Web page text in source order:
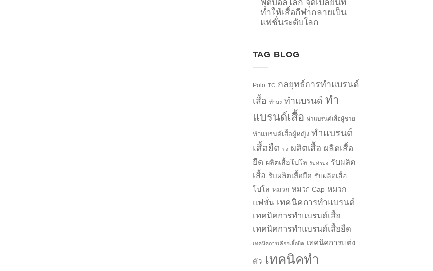
ฟุตบอลโลก จุดเปลี่ยนที่
ทำให้เสื้อกีฬากลายเป็น
แฟชั่นระดับโลก
TAG BLOG
Polo TC กลยุทธ์การทำแบรนด์
เสื้อ ทำบง ทำแบรนด์ ทำ
แบรนด์เสื้อ ทำแบรนด์เสื้อผู้ชาย
ทำแบรนด์เสื้อผู้หญิง ทำแบรนด์
เสื้อยืด บง ผลิตเสื้อ ผลิตเสื้อ
ยืด ผลิตเสื้อโปโล รับทำบง รับผลิต
เสื้อ รับผลิตเสื้อยืด รับผลิตเสื้อ
โปโล หมวก หมวก Cap หมวก
แฟชั่น เทคนิคการทำแบรนด์
เทคนิคการทำแบรนด์เสื้อ
เทคนิคการทำแบรนด์เสื้อยืด
เทคนิคการเลือกเสื้อยืด เทคนิคการแต่ง
ตัว เทคนิคทำ